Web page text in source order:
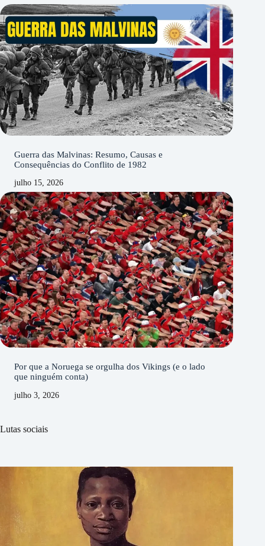
Guerra das Malvinas: Resumo, Causas e
Consequências do Conflito de 1982
julho 15, 2026
Por que a Noruega se orgulha dos Vikings (e o lado
que ninguém conta)
julho 3, 2026
Lutas sociais